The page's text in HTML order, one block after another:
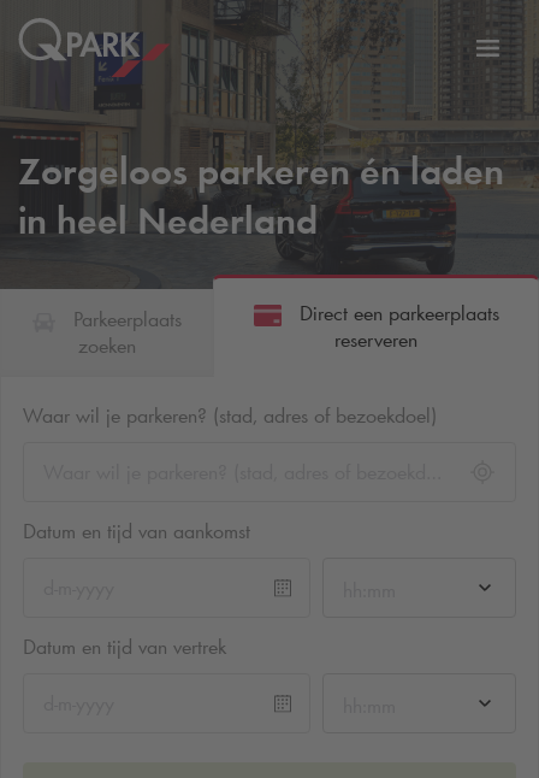
Zorgeloos parkeren én laden
in heel Nederland
Parkeerplaats
zoeken
Direct een parkeerplaats
reserveren
Waar wil je parkeren? (stad, adres of bezoekdoel)
Datum en tijd van aankomst
Datum en tijd van vertrek